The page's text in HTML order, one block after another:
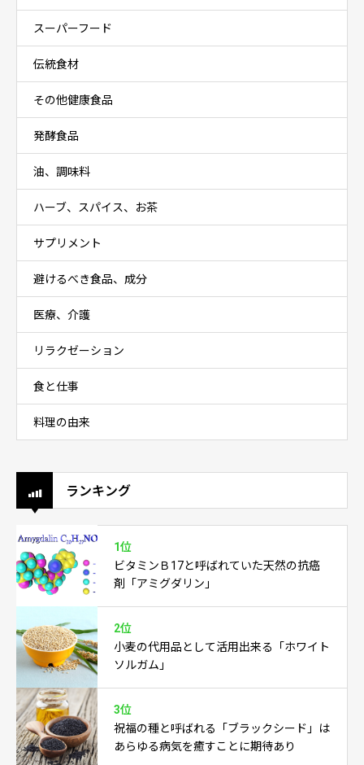
スーパーフード
伝統食材
その他健康食品
発酵食品
油、調味料
ハーブ、スパイス、お茶
サプリメント
避けるべき食品、成分
医療、介護
リラクゼーション
食と仕事
料理の由来
ランキング
1位
ビタミンＢ17と呼ばれていた天然の抗癌
剤「アミグダリン」
2位
小麦の代用品として活用出来る「ホワイト
ソルガム」
3位
祝福の種と呼ばれる「ブラックシード」は
あらゆる病気を癒すことに期待あり